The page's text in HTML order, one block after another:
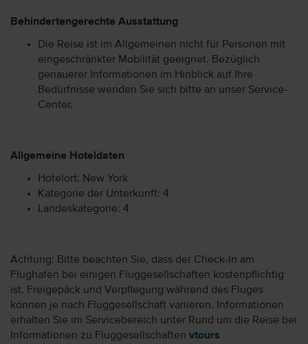
Behindertengerechte Ausstattung
Die Reise ist im Allgemeinen nicht für Personen mit
eingeschränkter Mobilität geeignet. Bezüglich
genauerer Informationen im Hinblick auf Ihre
Bedürfnisse wenden Sie sich bitte an unser Service-
Center.
Allgemeine Hoteldaten
Hotelort: New York
Kategorie der Unterkunft: 4
Landeskategorie: 4
Achtung: Bitte beachten Sie, dass der Check-In am
Flughafen bei einigen Fluggesellschaften kostenpflichtig
ist. Freigepäck und Verpflegung während des Fluges
können je nach Fluggesellschaft variieren. Informationen
erhalten Sie im Servicebereich unter Rund um die Reise bei
Informationen zu Fluggesellschaften vtours